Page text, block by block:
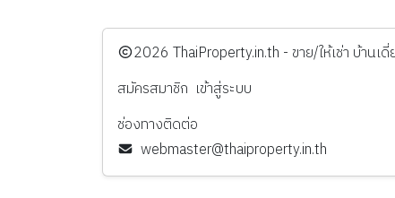
️2026 ThaiProperty.in.th - ขาย/ให้เช่า บ้าน
สมัครสมาชิก เข้าสู่ระบบ
ช่องทางติดต่อ
webmaster@thaiproperty.in.th